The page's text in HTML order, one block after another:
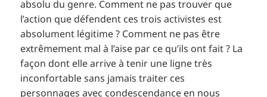
absolu du genre. Comment ne pas trouver que
l’action que défendent ces trois activistes est
absolument légitime ? Comment ne pas être
extrêmement mal à l’aise par ce qu’ils ont fait ? La
façon dont elle arrive à tenir une ligne très
inconfortable sans jamais traiter ces
personnages avec condescendance en nous